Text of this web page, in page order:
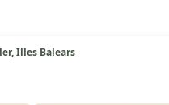
Illes Balears